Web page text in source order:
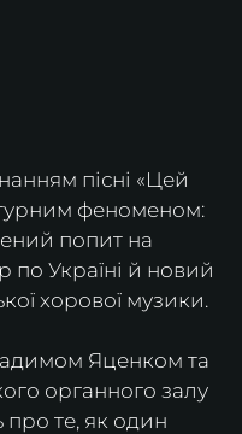
пісні «Цей
феноменом:
попит на
по Україні й новий
хорової музики.
Яценком та
органного залу
те, як один